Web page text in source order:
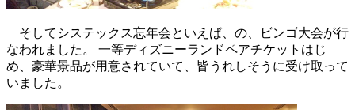
そしてシステックス忘年会といえば、の、ビンゴ大会が行
なわれました。 一等ディズニーランドペアチケットはじ
め、豪華景品が用意されていて、皆うれしそうに受け取って
いました。